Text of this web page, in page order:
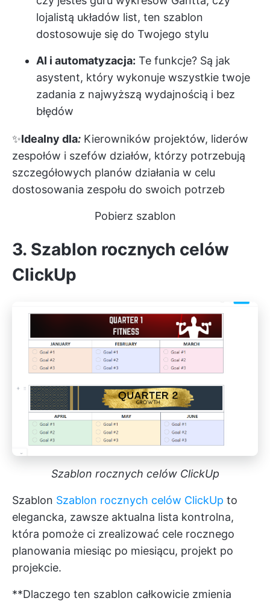
lojalistą układów list, ten szablon
dostosowuje się do Twojego stylu
AI i automatyzacja: Te funkcje? Są jak
asystent, który wykonuje wszystkie twoje
zadania z najwyższą wydajnością i bez
błędów
✨Idealny dla: Kierowników projektów, liderów
zespołów i szefów działów, którzy potrzebują
szczegółowych planów działania w celu
dostosowania zespołu do swoich potrzeb
Pobierz szablon
3. Szablon rocznych celów
ClickUp
Szablon rocznych celów ClickUp
Szablon Szablon rocznych celów ClickUp to
elegancka, zawsze aktualna lista kontrolna,
która pomoże ci zrealizować cele rocznego
planowania miesiąc po miesiącu, projekt po
projekcie.
**Dlaczego ten szablon całkowicie zmienia